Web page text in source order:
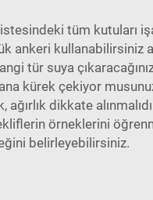
tüm kutuları
ankeri kullanabilirsiniz
tür suya
kürek çekiyor
dikkate
örneklerini
belirleyebilirsiniz.